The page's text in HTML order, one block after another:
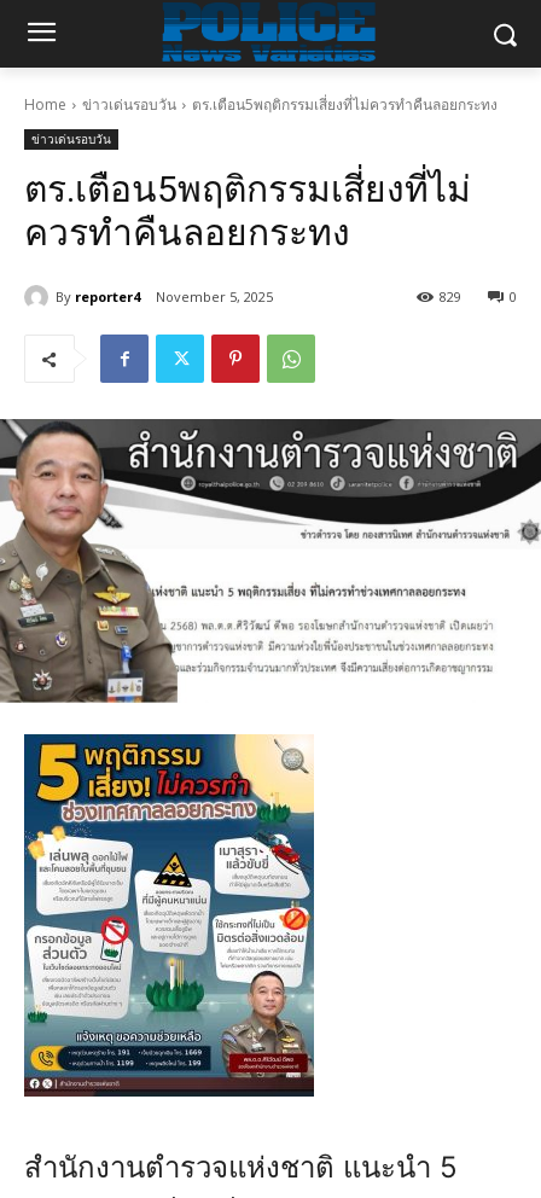
Home ข่าวเด่นรอบวัน ตร.เตือน5พฤติกรรมเสี่ยงที่ไม่ควรทำคืนลอยกระทง
ข่าวเด่นรอบวัน
ตร.เตือน5พฤติกรรมเสี่ยงที่ไม่
ควรทำคืนลอยกระทง
By reporter4 November 5, 2025 0
829
สำนักงานตำรวจแห่งชาติ แนะนำ 5